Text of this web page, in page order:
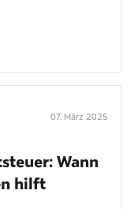
07. März 2025
Wann
hilft